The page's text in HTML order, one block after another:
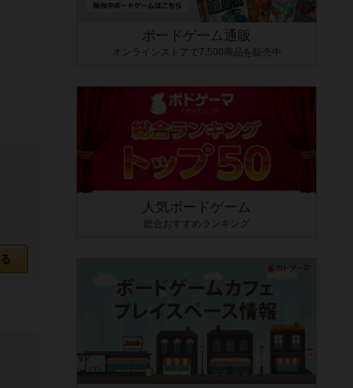
ボードゲーム通販
オンラインストアで7,500商品を販売中
人気ボードゲーム
総合おすすめランキング